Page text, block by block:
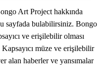
Art Project hakkında
sayfada bulabilirsiniz. Bongo
ve erişilebilir olması
müze ve erişilebilir
alan haberler ve yansımalar